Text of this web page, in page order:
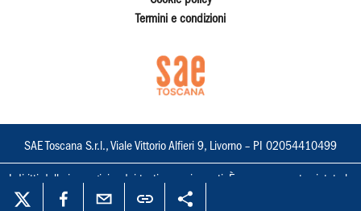
Termini e condizioni
SAE Toscana S.r.l., Viale Vittorio Alfieri 9, Livorno – PI 02054410499
I diritti delle immagini e dei testi sono riservati. È espressamente vietata la
loro riproduzione con qualsiasi mezzo e l'adattamento totale o parziale.